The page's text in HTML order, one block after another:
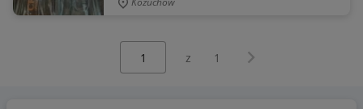
z 1 Następna strona